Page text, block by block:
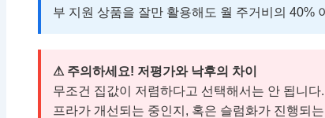
부 지원 상품을 잘만 활용해도 월 주거비의 40%
⚠ 주의하세요! 저평가와 낙후의 차이
무조건 집값이 저렴하다고 선택해서는 안 됩니
프라가 개선되는 중인지, 혹은 슬럼화가 진행되